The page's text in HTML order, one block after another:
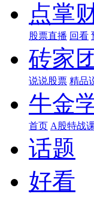
点掌
股票直播 回看
砖家团
说说股票 精品
牛金
首页 A股特战
话题
好看